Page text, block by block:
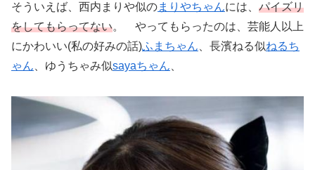
そういえば、西内まりや似のまりやちゃんには、 パイズリ
をしてもらってない。 やってもらったのは、芸能人以上
にかわいい(私の好みの話)ふまちゃん 、長濱ねる似ねるち
ゃん 、ゆうちゃみ似sayaちゃん